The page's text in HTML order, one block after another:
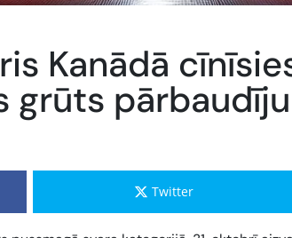
Kanādā
grūts
Twitter